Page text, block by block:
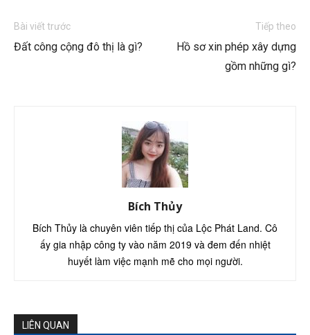
Bài viết trước
Đất công cộng đô thị là gì?
Tiếp theo
Hồ sơ xin phép xây dựng
gồm những gì?
Bích Thủy
Bích Thủy là chuyên viên tiếp thị của Lộc Phát Land. Cô
ấy gia nhập công ty vào năm 2019 và đem đến nhiệt
huyết làm việc mạnh mẽ cho mọi người.
LIÊN QUAN